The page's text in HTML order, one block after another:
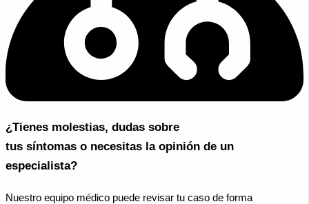
¿Tienes molestias, dudas sobre
tus síntomas o necesitas la opinión de un
especialista?
Nuestro equipo médico puede revisar tu caso de forma